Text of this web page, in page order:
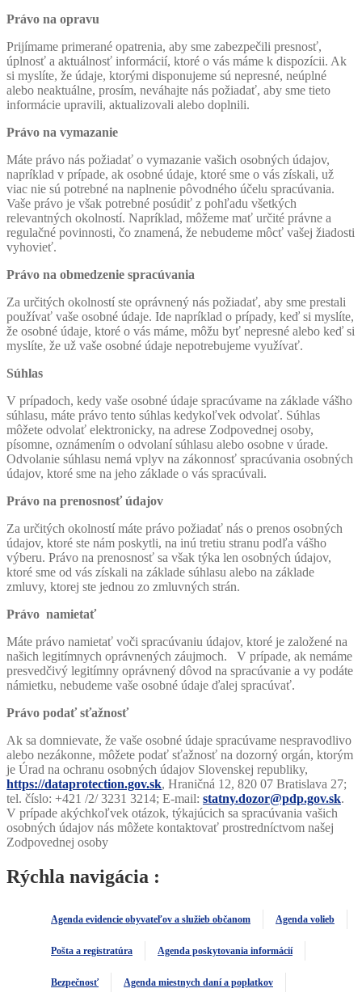
Právo na opravu
Prijímame primerané opatrenia, aby sme zabezpečili presnosť,
úplnosť a aktuálnosť informácií, ktoré o vás máme k dispozícii. Ak
si myslíte, že údaje, ktorými disponujeme sú nepresné, neúplné
alebo neaktuálne, prosím, neváhajte nás požiadať, aby sme tieto
informácie upravili, aktualizovali alebo doplnili.
Právo na vymazanie
Máte právo nás požiadať o vymazanie vašich osobných údajov,
napríklad v prípade, ak osobné údaje, ktoré sme o vás získali, už
viac nie sú potrebné na naplnenie pôvodného účelu spracúvania.
Vaše právo je však potrebné posúdiť z pohľadu všetkých
relevantných okolností. Napríklad, môžeme mať určité právne a
regulačné povinnosti, čo znamená, že nebudeme môcť vašej žiadosti
vyhovieť.
Právo na obmedzenie spracúvania
Za určitých okolností ste oprávnený nás požiadať, aby sme prestali
používať vaše osobné údaje. Ide napríklad o prípady, keď si myslíte,
že osobné údaje, ktoré o vás máme, môžu byť nepresné alebo keď si
myslíte, že už vaše osobné údaje nepotrebujeme využívať.
Súhlas
V prípadoch, kedy vaše osobné údaje spracúvame na základe vášho
súhlasu, máte právo tento súhlas kedykoľvek odvolať. Súhlas
môžete odvolať elektronicky, na adrese Zodpovednej osoby,
písomne, oznámením o odvolaní súhlasu alebo osobne v úrade.
Odvolanie súhlasu nemá vplyv na zákonnosť spracúvania osobných
údajov, ktoré sme na jeho základe o vás spracúvali.
Právo na prenosnosť údajov
Za určitých okolností máte právo požiadať nás o prenos osobných
údajov, ktoré ste nám poskytli, na inú tretiu stranu podľa vášho
výberu. Právo na prenosnosť sa však týka len osobných údajov,
ktoré sme od vás získali na základe súhlasu alebo na základe
zmluvy, ktorej ste jednou zo zmluvných strán.
Právo namietať
Máte právo namietať voči spracúvaniu údajov, ktoré je založené na
našich legitímnych oprávnených záujmoch. V prípade, ak nemáme
presvedčivý legitímny oprávnený dôvod na spracúvanie a vy podáte
námietku, nebudeme vaše osobné údaje ďalej spracúvať.
Právo podať sťažnosť
Ak sa domnievate, že vaše osobné údaje spracúvame nespravodlivo
alebo nezákonne, môžete podať sťažnosť na dozorný orgán, ktorým
je Úrad na ochranu osobných údajov Slovenskej republiky,
https://dataprotection.gov.sk, Hraničná 12, 820 07 Bratislava 27;
tel. číslo: +421 /2/ 3231 3214; E-mail: statny.dozor@pdp.gov.sk.
V prípade akýchkoľvek otázok, týkajúcich sa spracúvania vašich
osobných údajov nás môžete kontaktovať prostredníctvom našej
Zodpovednej osoby
Rýchla navigácia :
Agenda evidencie obyvateľov a služieb občanom Agenda volieb
Pošta a registratúra Agenda poskytovania informácií
Bezpečnosť Agenda miestnych daní a poplatkov